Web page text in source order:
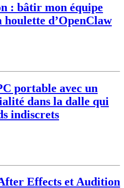
: bâtir mon équipe
houlette d’OpenClaw
portable avec un
dans la dalle qui
indiscrets
Effects et Audition